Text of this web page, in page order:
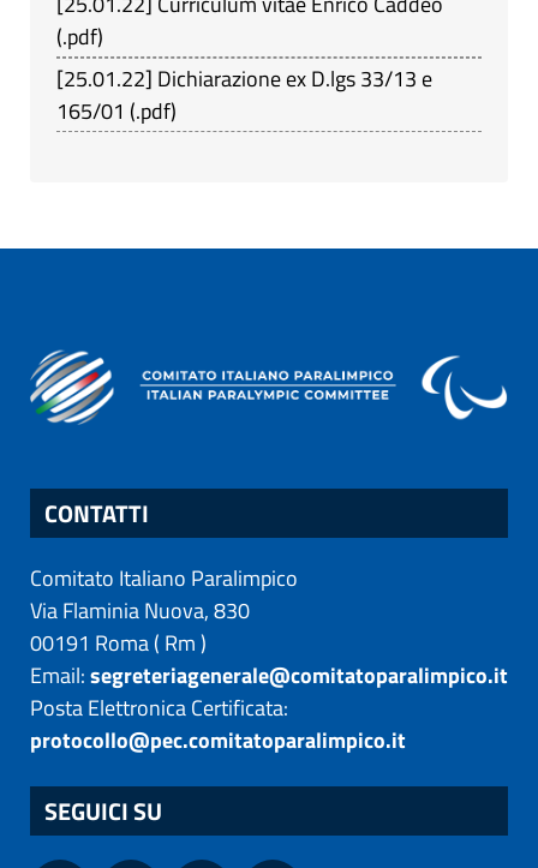
(.pdf)
[25.01.22] Dichiarazione ex D.lgs 33/13 e
165/01 (.pdf)
CONTATTI
Comitato Italiano Paralimpico
Via Flaminia Nuova, 830
00191 Roma( Rm)
Email:segreteriagenerale@comitatoparalimpico.it
Posta Elettronica Certificata:
protocollo@pec.comitatoparalimpico.it
SEGUICI SU